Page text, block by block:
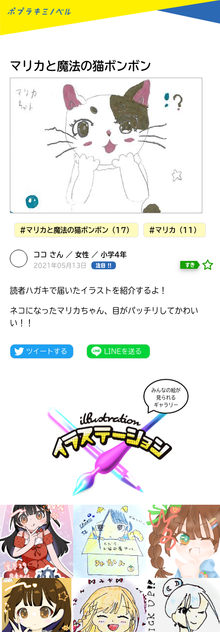
見つかる
本を飛び出して
みんなとおしゃべり
できる掲示板
大人気
シリーズに
出会える
マリカと魔法の猫ボンボン
#マリカと魔法の猫ボンボン（17） #マリカ（11）
ココ さん ／ 女性 ／ 小学4年
2021年05月13日 注目 !! すき
読者ハガキで届いたイラストを紹介するよ！
ネコになったマリカちゃん、目がパッチリしてかわい
い！！
みんなの絵が
見られる
ギャラリー